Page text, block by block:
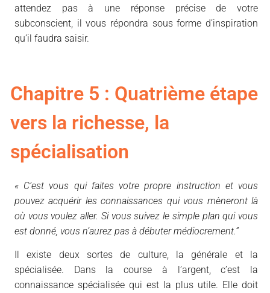
attendez pas à une réponse précise de votre
subconscient, il vous répondra sous forme d’inspiration
qu’il faudra saisir.
Chapitre 5 : Quatrième étape
vers la richesse, la
spécialisation
« C’est vous qui faites votre propre instruction et vous
pouvez acquérir les connaissances qui vous mèneront là
où vous voulez aller. Si vous suivez le simple plan qui vous
est donné, vous n’aurez pas à débuter médiocrement.”
Il existe deux sortes de culture, la générale et la
spécialisée. Dans la course à l’argent, c’est la
connaissance spécialisée qui est la plus utile. Elle doit